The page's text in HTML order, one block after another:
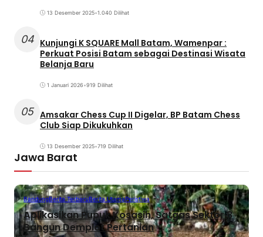
13 Desember 2025•1.040 Dilihat
04 Kunjungi K SQUARE Mall Batam, Wamenpar :
Perkuat Posisi Batam sebagai Destinasi Wisata
Belanja Baru
1 Januari 2026•919 Dilihat
05 Amsakar Chess Cup II Digelar, BP Batam Chess
Club Siap Dikukuhkan
13 Desember 2025•719 Dilihat
Jawa Barat
BandungBerita TerbaruBerita UtamaPeristiwa
Aplikasikan Pupuk Kosasih, Satgas Sektor 8
Bangun Demplot Pertanian